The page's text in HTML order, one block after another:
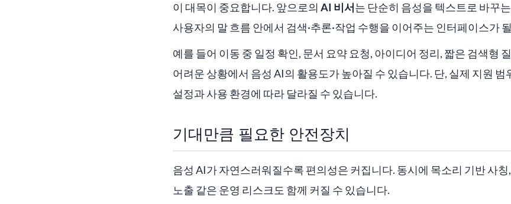
이 대목이 중요합니다. 앞으로의 AI 비서는 단순히 음성을 텍스트로 바꾸
사용자의 말 흐름 안에서 검색·추론·작업 수행을 이어주는 인터페이스가
예를 들어 이동 중 일정 확인, 문서 요약 요청, 아이디어 정리, 짧은 검색형
어려운 상황에서 음성 AI의 활용도가 높아질 수 있습니다. 단, 실제 지원 범
설정과 사용 환경에 따라 달라질 수 있습니다.
기대만큼 필요한 안전장치
음성 AI가 자연스러워질수록 편의성은 커집니다. 동시에 목소리 기반 사칭
노출 같은 운영 리스크도 함께 커질 수 있습니다.